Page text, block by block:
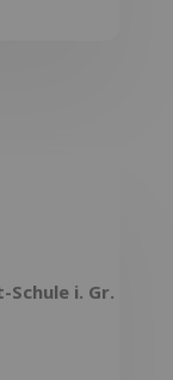
Schule i. Gr.